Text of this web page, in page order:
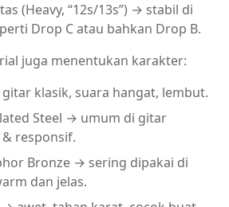
(Heavy, “12s/13s”) → stabil di
Drop C atau bahkan Drop B.
juga menentukan karakter:
klasik, suara hangat, lembut.
Steel → umum di gitar
responsif.
Bronze → sering dipakai di
dan jelas.